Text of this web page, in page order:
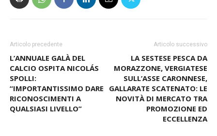
L’ANNUALE GALÀ DEL
CALCIO OSPITA NICOLÁS
SPOLLI:
“IMPORTANTISSIMO DARE
RICONOSCIMENTI A
QUALSIASI LIVELLO”
LA SESTESE PESCA DA
SULL’ASSE CARONNESE,
GALLARATE SCATENATO: LE
NOVITÀ DI MERCATO TRA
PROMOZIONE ED
ECCELLENZA